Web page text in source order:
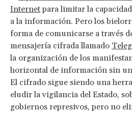
Internetpara limitar la
a la información. Pero los
forma de comunicarse a través
mensajería cifrada llamado
la organización de los
horizontal de información sin
El cifrado sigue siendo una
eludir la vigilancia del Estado,
gobiernos represivos, pero no